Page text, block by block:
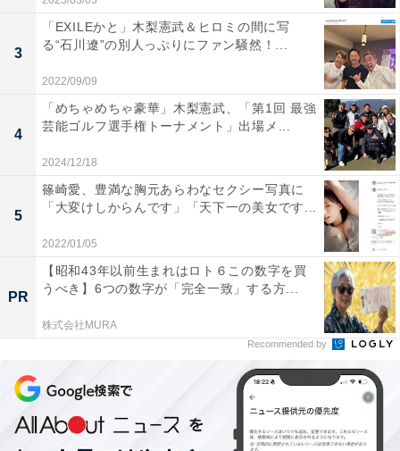
3
「EXILEかと」木梨憲武＆ヒロミの間に写
る“石川遼”の別人っぷりにファン騒然！...
2022/09/09
4
「めちゃめちゃ豪華」木梨憲武、「第1回 最強
芸能ゴルフ選手権トーナメント」出場メ...
2024/12/18
5
篠崎愛、豊満な胸元あらわなセクシー写真に
「大変けしからんです」「天下一の美女です...
2022/01/05
PR
【昭和43年以前生まれはロト６この数字を買
うべき】6つの数字が「完全一致」する方...
株式会社MURA
Recommended by